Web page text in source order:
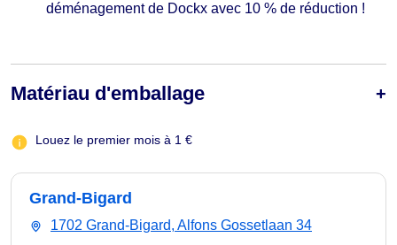
déménagement de Dockx avec 10 % de réduction !
Matériau d'emballage
Louez le premier mois à 1 €
Grand-Bigard
1702 Grand-Bigard, Alfons Gossetlaan 34